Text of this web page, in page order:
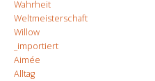
Wahrheit
Weltmeisterschaft
Willow
_importiert
Aimée
Alltag